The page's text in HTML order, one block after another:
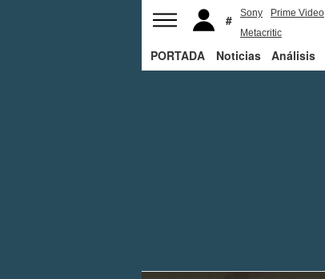
Sony Prime Video
Metacritic
PORTADA Noticias Análisis